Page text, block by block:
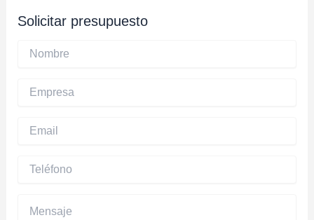
satisfacción del público.
Solicitar presupuesto